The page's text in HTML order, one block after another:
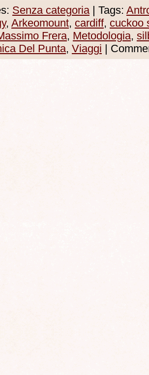
Senza categoria Tags:
, Arkeomount, cardiff, cuckoo
Frera, Metodologia,
Del Punta, Viaggi